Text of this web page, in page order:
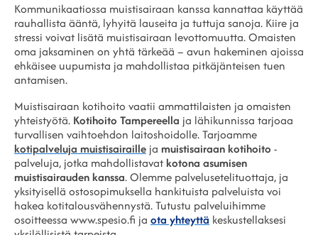
Kommunikaatiossa muistisairaan kanssa kannattaa käyttää
rauhallista ääntä, lyhyitä lauseita ja tuttuja sanoja. Kiire ja
stressi voivat lisätä muistisairaan levottomuutta. Omaisten
oma jaksaminen on yhtä tärkeää – avun hakeminen ajoissa
ehkäisee uupumista ja mahdollistaa pitkäjänteisen tuen
antamisen.
Muistisairaan kotihoito vaatii ammattilaisten ja omaisten
yhteistyötä. Kotihoito Tampereella ja lähikunnissa tarjoaa
turvallisen vaihtoehdon laitoshoidolle. Tarjoamme
kotipalveluja muistisairaille ja muistisairaan kotihoito -
palveluja, jotka mahdollistavatkotona asumisen
muistisairauden kanssa. Olemme palvelusetelituottaja, ja
yksityisellä ostosopimuksella hankituista palveluista voi
hakea kotitalousvähennystä. Tutustu palveluihimme
osoitteessa www.spesio.fi ja ota yhteyttä keskustellaksesi